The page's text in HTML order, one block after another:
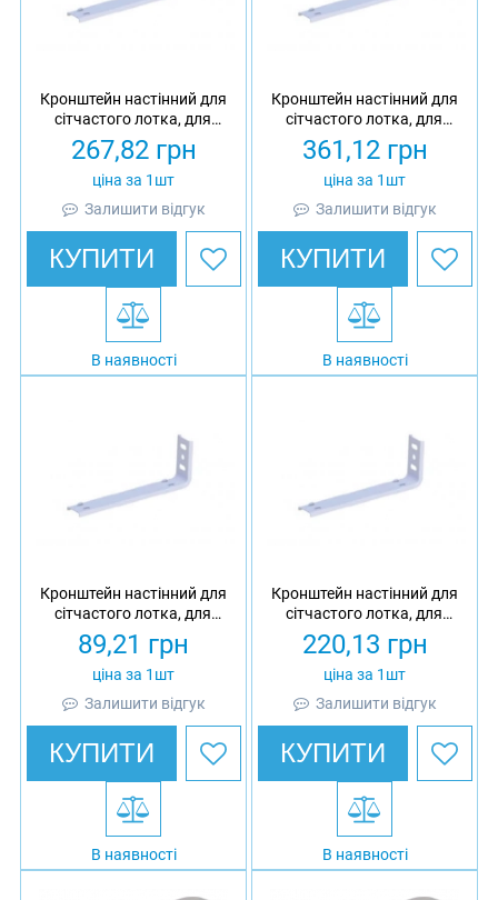
Кронштейн настінний для
сітчастого лотка, для
профілю 41х21/41х41,
товщина 2 мм, L = 410,
оцинкований, Ardic
267,82грн
ціна за 1шт
Залишити відгук
КУПИТИ
В наявності
Кронштейн настінний для
сітчастого лотка, для
профілю 41х21/41х41,
товщина 2 мм, L = 510,
оцинкований, Ardic
361,12грн
ціна за 1шт
Залишити відгук
КУПИТИ
В наявності
Кронштейн настінний для
сітчастого лотка, для
профілю 41х21/41х41,
товщина 2 мм, L = 60,
оцинкований, Ardic
89,21 грн
ціна за 1шт
Залишити відгук
КУПИТИ
В наявності
Кронштейн настінний для
сітчастого лотка, для
профілю 41х21/41х41,
товщина 2 мм, L = 610,
оцинкований, Ardic
220,13 грн
ціна за 1шт
Залишити відгук
КУПИТИ
В наявності